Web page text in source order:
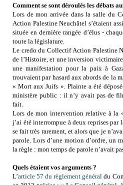
Comment se sont déroulés les débats
Lors de mon arrivée dans la salle du
Action Palestine Neuchâtel s’étaient
située en dernière rangée d’élus -
toute la législature.
Le credo du Collectif Action Palestine
de l’Histoire, et une inversion
une manifestation pour la paix à
trouvaient par hasard aux abords de la
« Mort aux Juifs ». Plainte a été
ministère public : il n’y avait pas de
fait.
Lors de mon intervention relative à la
j’ai été interrompue à deux reprises
se fait très rarement, et alors que je
parole. Lors d’une motion d’ordre, un
la règle : mon temps de parole n’avait
Quels étaient vos arguments ?
L’article 57 du règlement général du